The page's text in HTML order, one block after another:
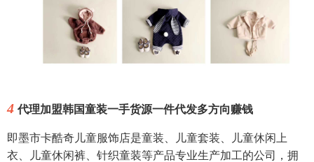
4 代理加盟韩国童装一手货源一件代发多方向赚钱
即墨市卡酷奇儿童服饰店是童装、儿童套装、儿童休闲上
衣、儿童休闲裤、针织童装等产品专业生产加工的公司，拥